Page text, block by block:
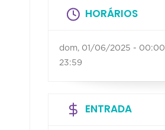
HORÁRIOS
dom, 01/06/2025 - 00:00
23:59
ENTRADA